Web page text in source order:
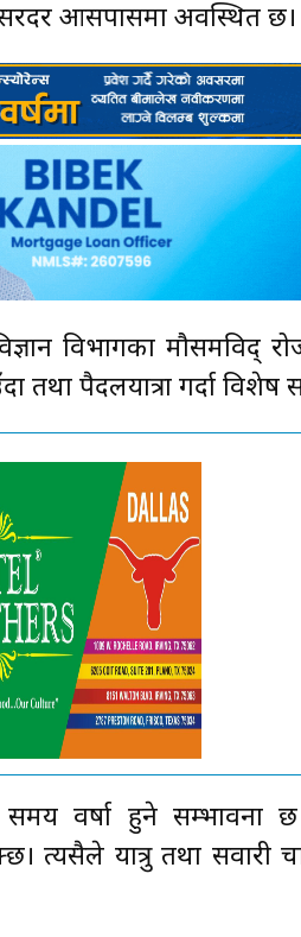
सरदर आसपासमा अवस्थित छ।
विभागका मौसमविद्
तथा पैदलयात्रा गर्दा
समय वर्षा हुने
त्यसैले यात्रु तथा